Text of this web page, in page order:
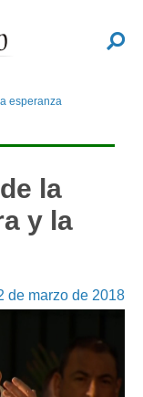
Buscar
esperanza
la
y la
de marzo de 2018